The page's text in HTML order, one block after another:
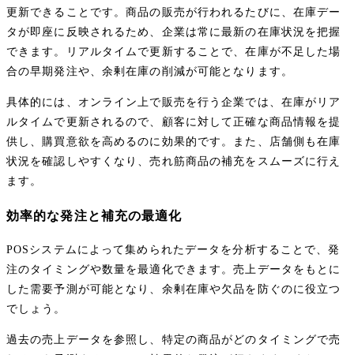
更新できることです。商品の販売が行われるたびに、在庫デー
タが即座に反映されるため、企業は常に最新の在庫状況を把握
できます。リアルタイムで更新することで、在庫が不足した場
合の早期発注や、余剰在庫の削減が可能となります。
具体的には、オンライン上で販売を行う企業では、在庫がリア
ルタイムで更新されるので、顧客に対して正確な商品情報を提
供し、購買意欲を高めるのに効果的です。また、店舗側も在庫
状況を確認しやすくなり、売れ筋商品の補充をスムーズに行え
ます。
効率的な発注と補充の最適化
POSシステムによって集められたデータを分析することで、発
注のタイミングや数量を最適化できます。売上データをもとに
した需要予測が可能となり、余剰在庫や欠品を防ぐのに役立つ
でしょう。
過去の売上データを参照し、特定の商品がどのタイミングで売